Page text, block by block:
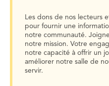
Les dons de nos lecteurs
pour fournir une
notre communauté.
notre mission. Votre
notre capacité à offrir un
améliorer notre salle de
servir.